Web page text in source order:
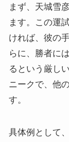
まず、天城雪
ます。この運
ければ、彼の
らに、勝者に
るという厳し
ニークで、他
す。
具体例として